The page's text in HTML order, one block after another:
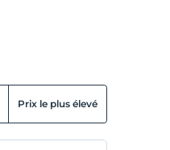
Prix le plus élevé